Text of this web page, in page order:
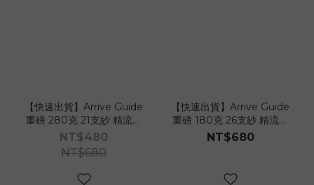
【快速出貨】Arrive Guide
重磅 280克 21支紗 精流棉
寬版 短袖 [AG28000]
NT$480
NT$680
【快速出貨】Arrive Guide
重磅 180克 26支紗 精流棉
短袖 [AG18000]
NT$680